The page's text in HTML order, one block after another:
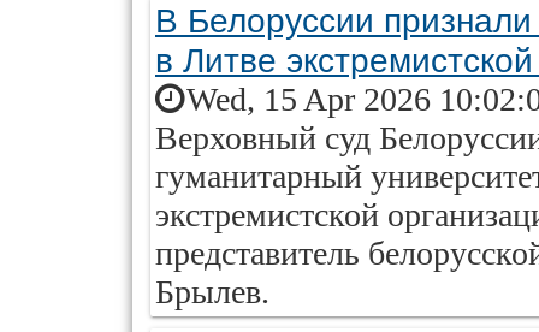
В Белоруссии
в Литве
Wed, 15 Apr 2026
Верховный суд
гуманитарный
экстремистской
представитель
Брылев.